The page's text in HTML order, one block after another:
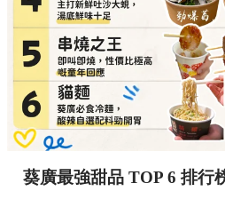
葵廣最強甜品 TOP 6 排行